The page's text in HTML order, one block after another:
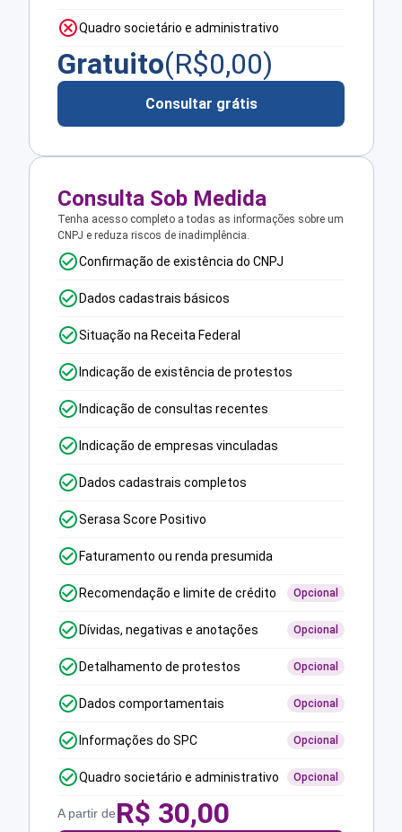
Quadro societário e administrativo
Gratuito(R$0,00)
Consultar grátis
Consulta Sob Medida
Tenha acesso completo a todas as informações sobre um
CNPJ e reduza riscos de inadimplência.
Confirmação de existência do CNPJ
Dados cadastrais básicos
Situação na Receita Federal
Indicação de existência de protestos
Indicação de consultas recentes
Indicação de empresas vinculadas
Dados cadastrais completos
Serasa Score Positivo
Faturamento ou renda presumida
Recomendação e limite de crédito Opcional
Dívidas, negativas e anotações Opcional
Detalhamento de protestos Opcional
Dados comportamentais Opcional
Informações do SPC Opcional
Quadro societário e administrativo Opcional
A partir deR$ 30,00